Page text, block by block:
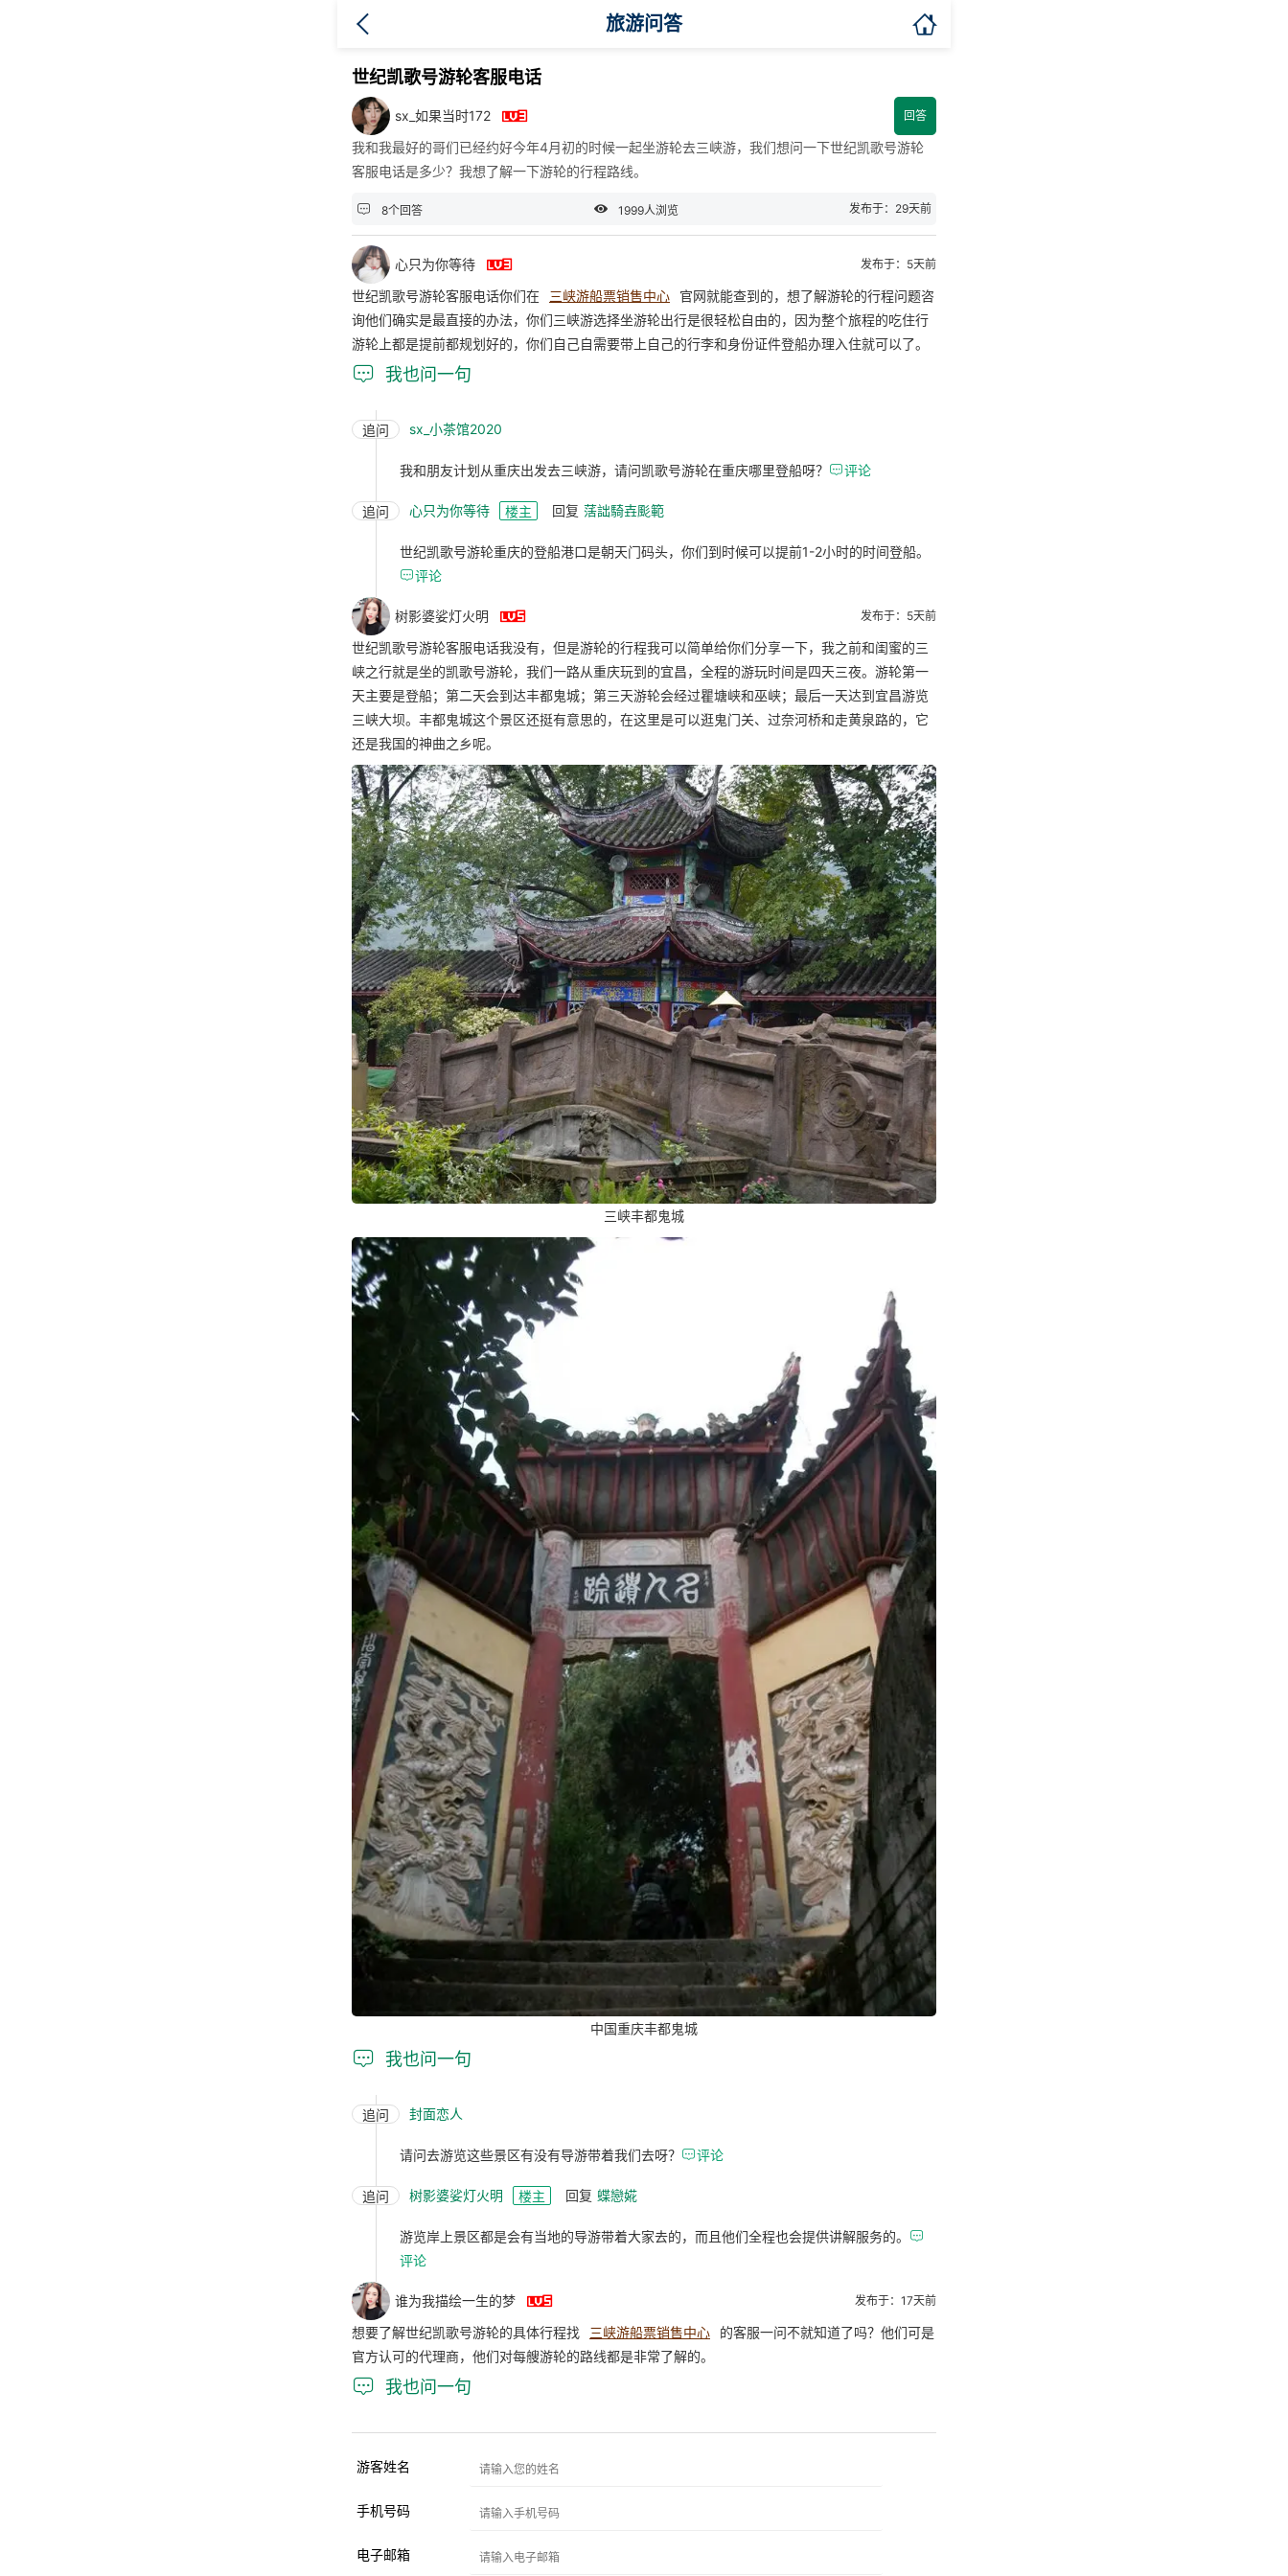
旅游问答 
世纪凯歌号游轮客服电话
sx_如果当时172  回答
我和我最好的哥们已经约好今年4月初的时候一起坐游轮去三峡游，我们想问一下世纪凯歌号游轮
客服电话是多少？我想了解一下游轮的行程路线。
 8个回答  1999人浏览 发布于：29天前
心只为你等待  发布于：5天前
世纪凯歌号游轮客服电话你们在 三峡游船票销售中心
官网就能查到的，想了解游轮的行程问题咨
询他们确实是最直接的办法，你们三峡游选择坐游轮出行是很轻松自由的，因为整个旅程的吃住行
游轮上都是提前都规划好的，你们自己自需要带上自己的行李和身份证件登船办理入住就可以了。
 我也问一句
追问 sx_小茶馆2020
我和朋友计划从重庆出发去三峡游，请问凯歌号游轮在重庆哪里登船呀？ 评论
追问 心只为你等待 楼主 回复 萿詘騎壵颩範
世纪凯歌号游轮重庆的登船港口是朝天门码头，你们到时候可以提前1-2小时的时间登船。
评论
树影婆娑灯火明  发布于：5天前
世纪凯歌号游轮客服电话我没有，但是游轮的行程我可以简单给你们分享一下，我之前和闺蜜的三
峡之行就是坐的凯歌号游轮，我们一路从重庆玩到的宜昌，全程的游玩时间是四天三夜。游轮第一
天主要是登船；第二天会到达丰都鬼城；第三天游轮会经过瞿塘峡和巫峡；最后一天达到宜昌游览
三峡大坝。丰都鬼城这个景区还挺有意思的，在这里是可以逛鬼门关、过奈河桥和走黄泉路的，它
还是我国的神曲之乡呢。
三峡丰都鬼城
中国重庆丰都鬼城
 我也问一句
追问 封面恋人
请问去游览这些景区有没有导游带着我们去呀？ 评论
追问 树影婆娑灯火明 楼主 回复 蝶戀婲
游览岸上景区都是会有当地的导游带着大家去的，而且他们全程也会提供讲解服务的。 
评论
谁为我描绘一生的梦  发布于：17天前
想要了解世纪凯歌号游轮的具体行程找 三峡游船票销售中心
的客服一问不就知道了吗？他们可是
官方认可的代理商，他们对每艘游轮的路线都是非常了解的。
 我也问一句
游客姓名
手机号码
电子邮箱